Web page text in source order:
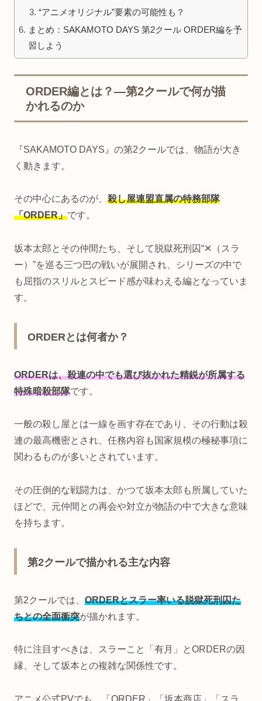
“アニメオリジナル”要素の可能性も？
まとめ：SAKAMOTO DAYS 第2クール ORDER編を予
習しよう
ORDER編とは？—第2クールで何が描
かれるのか
『SAKAMOTO DAYS』の第2クールでは、物語が大き
く動きます。
その中心にあるのが、 殺し屋連盟直属の特務部隊
「ORDER」です。
坂本太郎とその仲間たち、そして脱獄死刑囚“✕（スラ
ー）”を巡る三つ巴の戦いが展開され、シリーズの中で
も屈指のスリルとスピード感が味わえる編となっていま
す。
ORDERとは何者か？
ORDERは、殺連の中でも選び抜かれた精鋭が所属する
特殊暗殺部隊です。
一般の殺し屋とは一線を画す存在であり、その行動は殺
連の最高機密とされ、任務内容も国家規模の極秘事項に
関わるものが多いとされています。
その圧倒的な戦闘力は、かつて坂本太郎も所属していた
ほどで、元仲間との再会や対立が物語の中で大きな意味
を持ちます。
第2クールで描かれる主な内容
第2クールでは、 ORDERとスラー率いる脱獄死刑囚た
ちとの全面衝突が描かれます。
特に注目すべきは、スラーこと「有月」とORDERの因
縁、そして坂本との複雑な関係性です。